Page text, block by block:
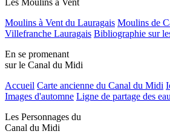
Moulins à Vent du Lauragais Moulins de
Villefranche Lauragais Bibliographie sur
En se promenant
sur le Canal du Midi
Accueil Carte ancienne du Canal du Midi
Images d'automne Ligne de partage des
Les Personnages du
Canal du Midi